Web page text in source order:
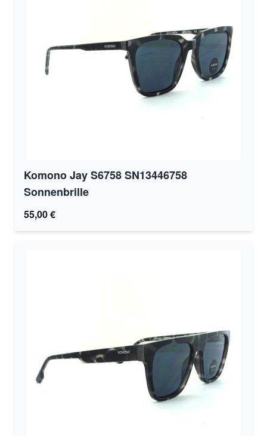
Komono Jay S6758 SN13446758
Sonnenbrille
55,00 €